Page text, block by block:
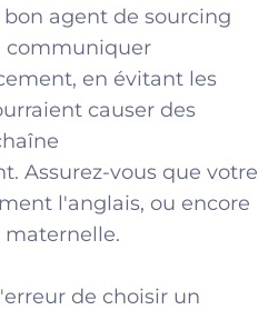
agent de sourcing
communiquer
en évitant les
causer des
Assurez-vous que votre
l'anglais, ou encore
de choisir un